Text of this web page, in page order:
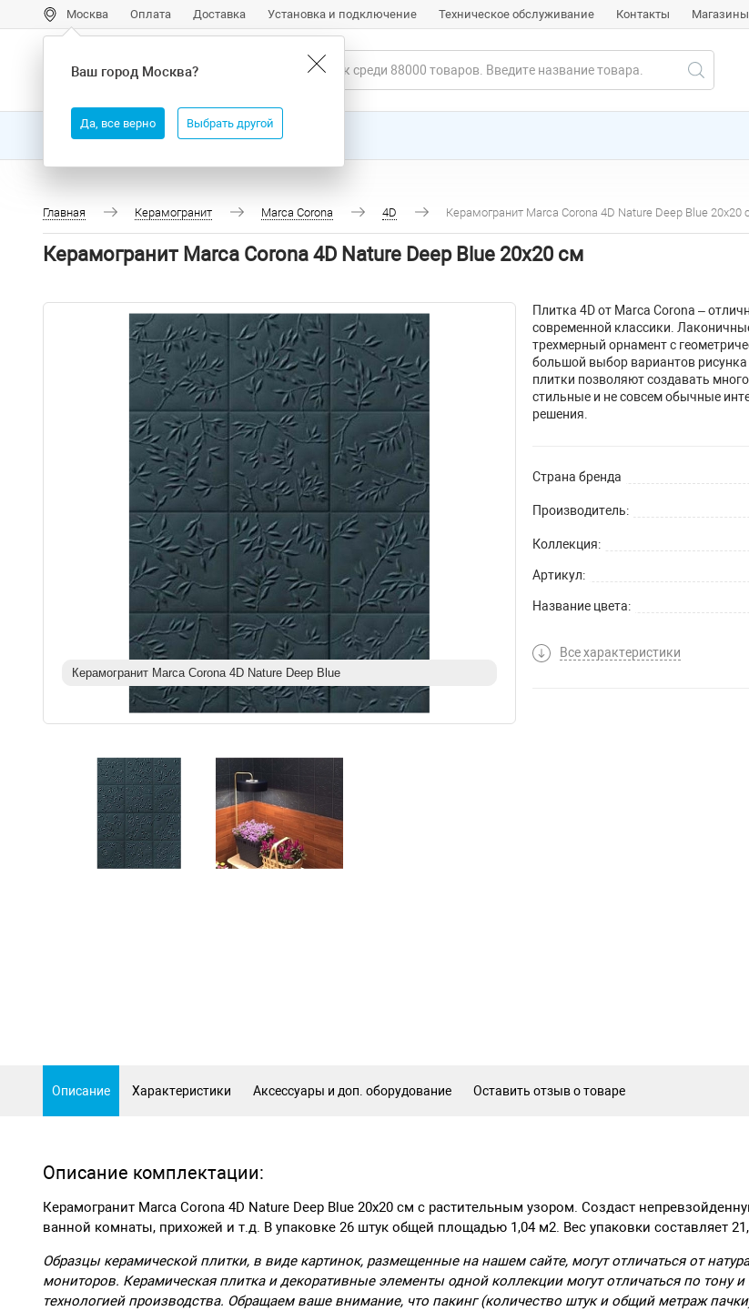
Ваш город Москва?
Да, все верно Выбрать другой
Москва Оплата Доставка Установка и подключение Техническое обслуживание Контакты Магазины
Все товары Бренды
Главная Керамогранит Marca Corona 4D Керамогранит Marca Corona 4D Nature Deep Blue 20х20
Керамогранит Marca Corona 4D Nature Deep Blue 20х20 см
Керамогранит Marca Corona 4D Nature Deep Blue
Плитка 4D от Marca Corona –
современной классики.
трехмерный орнамент с
большой выбор вариантов рисунка
плитки позволяют создавать
стильные и не совсем обычные
решения.
Страна бренда
Производитель:
Коллекция:
Артикул:
Название цвета:
Все характеристики
Описание Характеристики Аксессуары и доп. оборудование Оставить отзыв о товаре
Описание комплектации:
Керамогранит Marca Corona 4D Nature Deep Blue 20х20 см с растительным узором. Создаст
ванной комнаты, прихожей и т.д. В упаковке 26 штук общей площадью 1,04 м2. Вес упаковки составляет
Образцы керамической плитки, в виде картинок, размещенные на нашем сайте, могут отличаться от
мониторов. Керамическая плитка и декоративные элементы одной коллекции могут отличаться по тону
технологией производства. Обращаем ваше внимание, что пакинг (количество штук и общий метраж